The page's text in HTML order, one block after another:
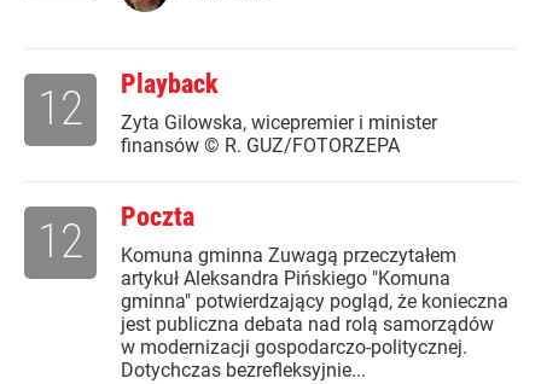
Playback
Zyta Gilowska, wicepremier i minister
finansów © R. GUZ/FOTORZEPA
12
Poczta
Komuna gminna Zuwagą przeczytałem
artykuł Aleksandra Pińskiego "Komuna
gminna" potwierdzający pogląd, że konieczna
jest publiczna debata nad rolą samorządów
w modernizacji gospodarczo-politycznej.
Dotychczas bezrefleksyjnie...
12